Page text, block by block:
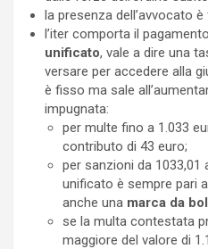
la presenza dell’avvocato
l’iter comporta il
unificato, vale a dire una
versare per accedere alla
è fisso ma sale
impugnata:
per multe fino a 1.033
contributo di 43 euro;
per sanzioni da 1033,01
unificato è sempre pari
anche una marca da
se la multa contestata
maggiore del valore di